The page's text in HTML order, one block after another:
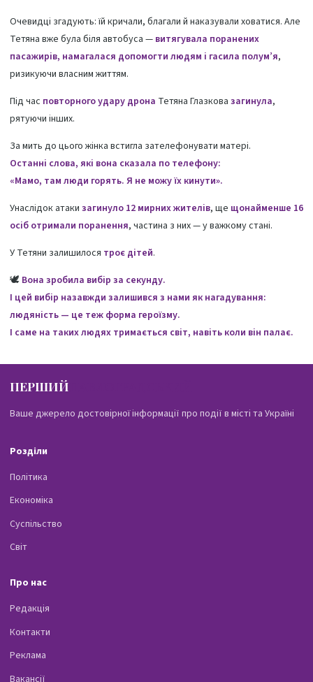
Очевидці згадують: їй кричали, благали й наказували ховатися. Але
Тетяна вже була біля автобуса — витягувала поранених
пасажирів, намагалася допомогти людям і гасила полум’я,
ризикуючи власним життям.
Під час повторного удару дрона Тетяна Глазкова загинула,
рятуючи інших.
За мить до цього жінка встигла зателефонувати матері.
Останні слова, які вона сказала по телефону:
«Мамо, там люди горять. Я не можу їх кинути».
Унаслідок атаки загинуло 12 мирних жителів, ще щонайменше 16
осіб отримали поранення, частина з них — у важкому стані.
У Тетяни залишилося троє дітей.
🕊️ Вона зробила вибір за секунду.
І цей вибір назавжди залишився з нами як нагадування:
людяність — це теж форма героїзму.
І саме на таких людях тримається світ, навіть коли він палає.
ПЕРШИЙ
Ваше джерело достовірної інформації про події в місті та Україні
Розділи
Політика
Економіка
Суспільство
Світ
Про нас
Редакція
Контакти
Реклама
Вакансії